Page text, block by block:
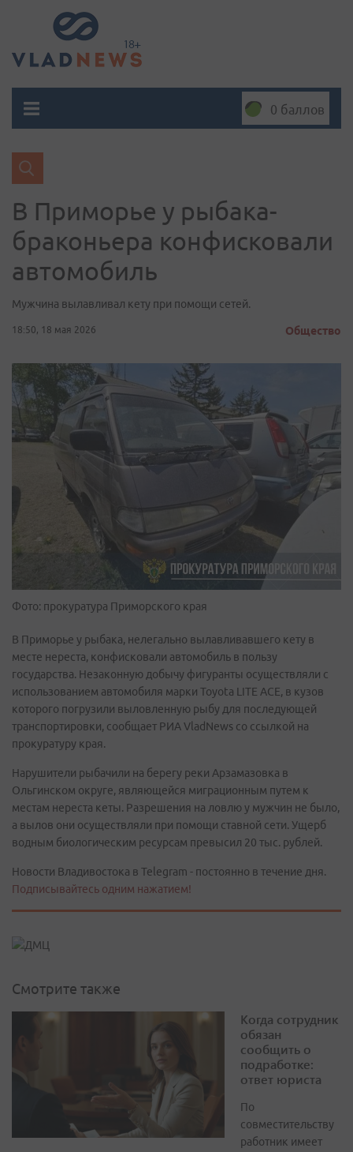
0 баллов
В Приморье у рыбака-
браконьера конфисковали
автомобиль
Мужчина вылавливал кету при помощи сетей.
18:50, 18 мая 2026 Общество
Фото: прокуратура Приморского края
В Приморье у рыбака, нелегально вылавливавшего кету в
месте нереста, конфисковали автомобиль в пользу
государства. Незаконную добычу фигуранты осуществляли с
использованием автомобиля марки Toyota LITE ACE, в кузов
которого погрузили выловленную рыбу для последующей
транспортировки, сообщает РИА VladNews со ссылкой на
прокуратуру края.
Нарушители рыбачили на берегу реки Арзамазовка в
Ольгинском округе, являющейся миграционным путем к
местам нереста кеты. Разрешения на ловлю у мужчин не было,
а вылов они осуществляли при помощи ставной сети. Ущерб
водным биологическим ресурсам превысил 20 тыс. рублей.
Новости Владивостока в Telegram - постоянно в течение дня.
Подписывайтесь одним нажатием!
Смотрите также
Когда сотрудник
обязан
сообщить о
подработке:
ответ юриста
По
совместительству
работник имеет